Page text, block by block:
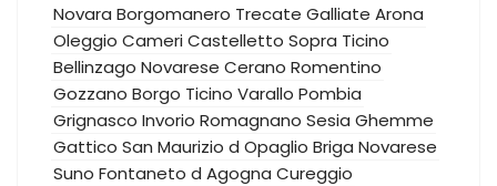
Novara Borgomanero Trecate Galliate Arona
Oleggio CameriCastelletto Sopra Ticino
Bellinzago Novarese Cerano Romentino
Gozzano Borgo Ticino Varallo Pombia
Grignasco Invorio Romagnano Sesia Ghemme
Gattico San Maurizio d Opaglio Briga Novarese
Suno Fontaneto d Agogna Cureggio